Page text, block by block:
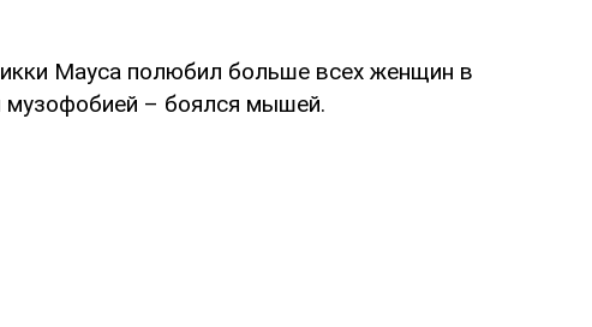
Мауса полюбил больше всех женщин в
музофобией – боялся мышей.